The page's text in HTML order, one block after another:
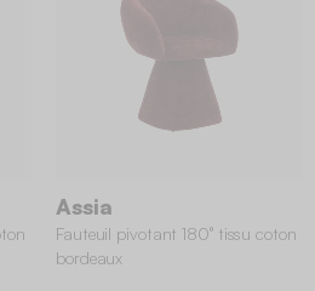
Assia
Fauteuil pivotant 180° tissu coton
bordeaux